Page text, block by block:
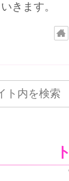
いきます。
ト